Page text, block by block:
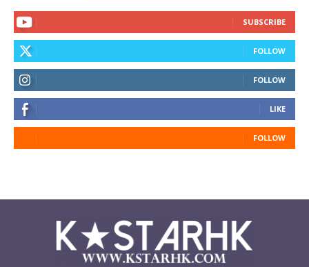
SUBSCRIBE
FOLLOW
FOLLOW
LIKE
FOLLOW